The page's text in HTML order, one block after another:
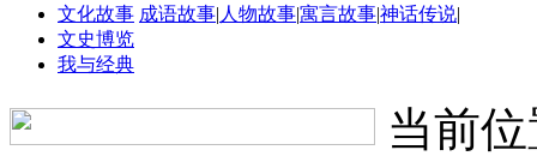
文化故事 成语故事| 人物故事|寓言故事|神话传说|
文史博览
我与经典
当前